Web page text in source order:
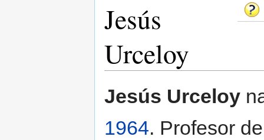
Jesús
Urceloy
Jesús Urceloy
1964. Profesor